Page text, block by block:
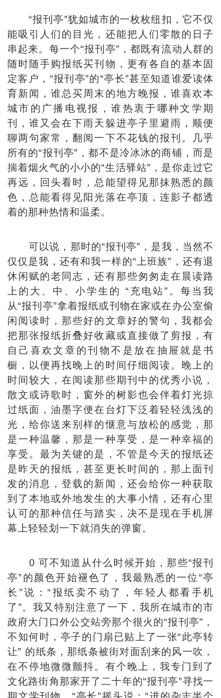
“报刊亭”犹如城市的一枚枚纽扣，它不仅
能吸引人们的目光，还能把人们零散的日子
串起来。每一个“报刊亭”，都既有流动人群的
随时随手购报纸买刊物，更有各自的基本固
定客户，“报刊亭”的“亭长”甚至知道谁爱读体
育新闻，谁总买周末的地方晚报，谁喜欢本
城市的广播电视报，谁热衷于哪种文学期
刊，谁又会在下雨天躲进亭子里避雨，顺便
聊两句家常，翻阅一下不花钱的报刊。几乎
所有的“报刊亭”，都不是冷冰冰的商铺，而是
揣着烟火气的小小的“生活驿站”，是你走过它
再远，回头看时，总能望得见那抹熟悉的颜
色，总能看得见阳光落在亭顶，连影子都透
着的那种热情和温柔。
可以说，那时的“报刊亭”，是我，当然不
仅仅是我，还有和我一样的“上班族”，还有退
休闲赋的老同志，还有那些匆匆走在晨读路
上的大、中、小学生的 “充电站”。每当我
从“报刊亭”拿着报纸或刊物在家或在办公室偷
闲阅读时，那些好的文章好的警句，我都会
把那张报纸折叠好收藏或直接做了剪报，有
自己喜欢文章的刊物不是放在抽屉就是书
橱，以便再找晚上的时间仔细阅读。晚上的
时间较大，在阅读那些期刊中的优秀小说，
散文或诗歌时，窗外的树影也会伴着灯光掠
过纸面，油墨字便在台灯下泛着轻轻浅浅的
光，给你送来别样的惬意与放松的感觉，那
是一种温馨，那是一种享受，是一种幸福的
享受。最为关键的是，不管是今天的报纸还
是昨天的报纸，甚至更长时间的，那上面刊
发的消息，登载的新闻，还会给你一种获取
到了本地或外地发生的大事小情，还有心里
认可的那种信任与踏实，决不是现在手机屏
幕上轻轻划一下就消失的弹窗。
0 可不知道从什么时候开始，那些“报刊
亭”的颜色开始褪色了，我最熟悉的一位“亭
长”说：“报纸卖不动了，年轻人都看手机
了”。我又特别注意了一下，我所在城市的市
政府大门口外公交站旁那个很火的“报刊亭”，
不知何时，亭子的门扇已贴上了一张“此亭转
让” 的纸条，那纸条被街对面刮来的风一吹，
在不停地微微颤抖。有个晚上，我专门到了
文化路街角那家开了二十年的“报刊亭”寻找一